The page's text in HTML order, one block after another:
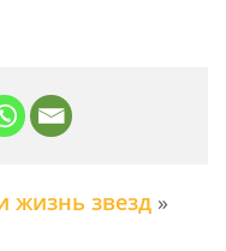
жизнь звезд »